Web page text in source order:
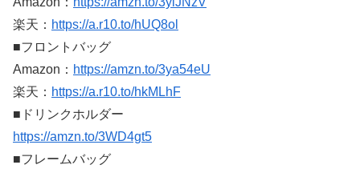
楽天： https://a.r10.to/hUQ8ol
■フロントバッグ
Amazon： https://amzn.to/3ya54eU
楽天： https://a.r10.to/hkMLhF
■ドリンクホルダー
https://amzn.to/3WD4gt5
■フレームバッグ